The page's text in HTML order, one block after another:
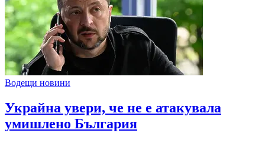
Водещи новини
Украйна увери, че не е атакувала
умишлено България